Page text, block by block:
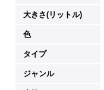
大きさ(リットル)
色
タイプ
ジャンル